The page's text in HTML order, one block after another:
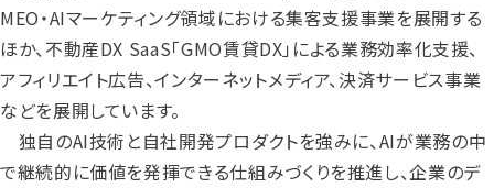
MEO・AIマーケティング領域における集客支援事業を展開する
ほか、不動産DX SaaS「GMO賃貸DX」による業務効率化支援、
アフィリエイト広告、インターネットメディア、決済サービス事業
などを展開しています。
独自のAI技術と自社開発プロダクトを強みに、AIが業務の中
で継続的に価値を発揮できる仕組みづくりを推進し、企業のデ